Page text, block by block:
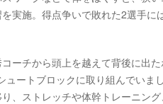
実施。得点争いで敗れた2選手
ーチから頭上を越えて背後に出
ュートブロックに取り組んでい
、ストレッチや体幹トレーニン